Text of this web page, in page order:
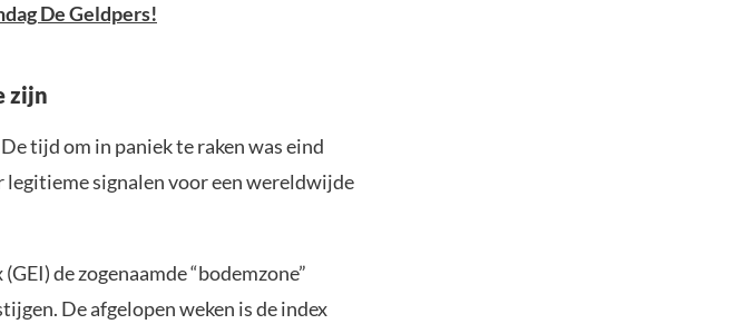
De Geldpers!
zijn
tijd om in paniek te raken was eind
signalen voor een wereldwijde
de zogenaamde “bodemzone”
De afgelopen weken is de index